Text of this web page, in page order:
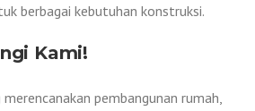
berbagai kebutuhan konstruksi.
Kami!
pembangunan rumah,